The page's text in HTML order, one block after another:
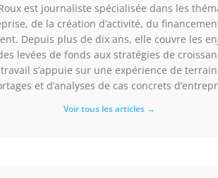
est journaliste spécialisée dans les
de la création d’activité, du
Depuis plus de dix ans, elle couvre les
levées de fonds aux stratégies de
s’appuie sur une expérience de
et d’analyses de cas concrets
Voir tous les articles →